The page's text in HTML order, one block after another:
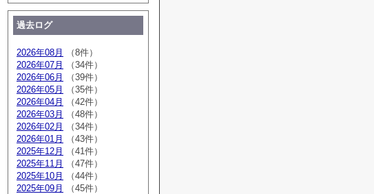
過去ログ
2026年08月
（8件）
2026年07月
（34件）
2026年06月
（39件）
2026年05月
（35件）
2026年04月
（42件）
2026年03月
（48件）
2026年02月
（34件）
2026年01月
（43件）
2025年12月
（41件）
2025年11月
（47件）
2025年10月
（44件）
2025年09月
（45件）